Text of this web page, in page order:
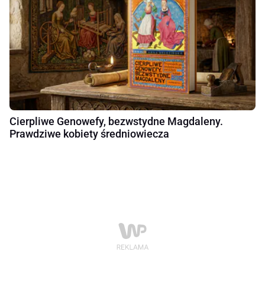
Cierpliwe Genowefy, bezwstydne Magdaleny.
Prawdziwe kobiety średniowiecza